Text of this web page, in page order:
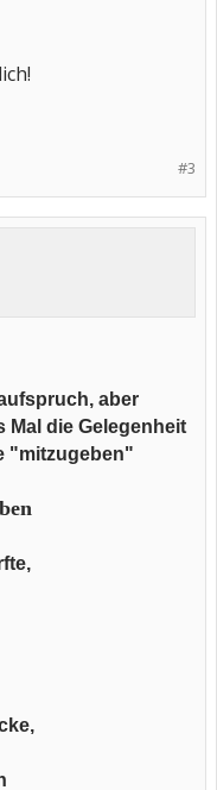
#3
aber
die Gelegenheit
"mitzugeben"